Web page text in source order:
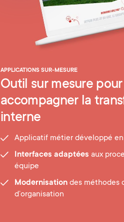
APPLICATIONS SUR-MESURE
Outil sur mesure pour
accompagner la
interne
Applicatif métier développé en
Interfaces adaptées aux
équipe
Modernisation des méthodes
d’organisation